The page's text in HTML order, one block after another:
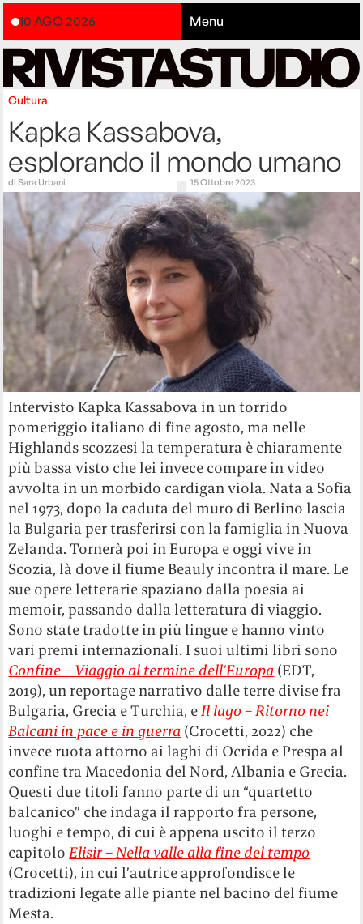
10 AGO 2026 Menu
Cultura
Kapka Kassabova,
esplorando il mondo umano
diSara Urbani 15 Ottobre 2023
Intervisto Kapka Kassabova in un torrido
pomeriggio italiano di fine agosto, ma nelle
Highlands scozzesi la temperatura è chiaramente
più bassa visto che lei invece compare in video
avvolta in un morbido cardigan viola. Nata a Sofia
nel 1973, dopo la caduta del muro di Berlino lascia
la Bulgaria per trasferirsi con la famiglia in Nuova
Zelanda. Tornerà poi in Europa e oggi vive in
Scozia, là dove il fiume Beauly incontra il mare. Le
sue opere letterarie spaziano dalla poesia ai
memoir, passando dalla letteratura di viaggio.
Sono state tradotte in più lingue e hanno vinto
vari premi internazionali. I suoi ultimi libri sono
Confine – Viaggio al termine dell’Europa (EDT,
2019), un reportage narrativo dalle terre divise fra
Bulgaria, Grecia e Turchia, eIl lago – Ritorno nei
Balcani in pace e in guerra (Crocetti, 2022) che
invece ruota attorno ai laghi di Ocrida e Prespa al
confine tra Macedonia del Nord, Albania e Grecia.
Questi due titoli fanno parte di un “quartetto
balcanico” che indaga il rapporto fra persone,
luoghi e tempo, di cui è appena uscito il terzo
capitoloElisir –Nella valle alla fine del tempo
(Crocetti), in cui l’autrice approfondisce le
tradizioni legate alle piante nel bacino del fiume
Mesta.